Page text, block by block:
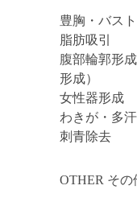
豊胸・バスト
脂肪吸引
腹部輪郭形
形成）
女性器形成
わきが・多
刺青除去
OTHER その